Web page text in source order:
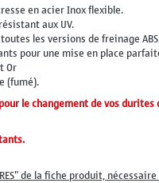
en acier Inox flexible.
aux UV.
les versions de freinage
pour une mise en place
Or
(fumé).
pour le changement de vos
de la fiche produit,